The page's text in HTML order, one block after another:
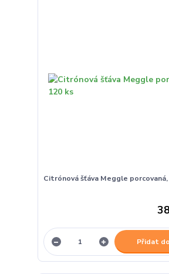
Citrónová šťáva Meggle porcovaná,
Přidat